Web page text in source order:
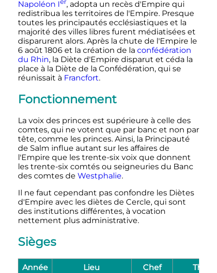
Napoléon I
, adopta un recès d'Empire qui
redistribua les territoires de l'Empire. Presque
toutes les principautés ecclésiastiques et la
majorité des villes libres furent médiatisées et
disparurent alors. Après la chute de l'Empire le
6 août 1806et la création de la confédération
du Rhin, la Diète d'Empire disparut et céda la
place à la Diète de la Confédération, qui se
réunissait à Francfort.
Fonctionnement
La voix des princes est supérieure à celle des
comtes, qui ne votent que par banc et non par
tête, comme les princes. Ainsi, la Principauté
de Salm influe autant sur les affaires de
l'Empire que les trente-six voix que donnent
les trente-six comtés ou seigneuries du Banc
des comtes de Westphalie.
Il ne faut cependant pas confondre les Diètes
d'Empire avec les diètes de Cercle, qui sont
des institutions différentes, à vocation
nettement plus administrative.
Sièges
Année Lieu Chef